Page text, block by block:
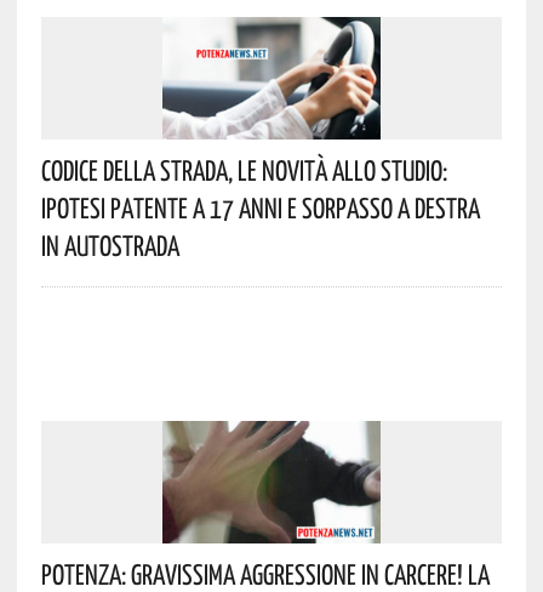
Codice Della Strada, Le Novità Allo Studio:
Ipotesi Patente A 17 Anni E Sorpasso A Destra
In Autostrada
Potenza: Gravissima Aggressione In Carcere! La